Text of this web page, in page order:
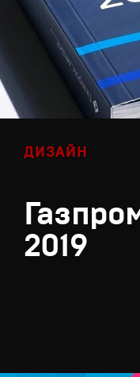
ДИЗАЙН
2019